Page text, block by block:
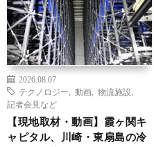
2026.08.07
テクノロジー
動画 物流施設
記者会見など
【現地取材・動画】霞ヶ関キ
ャピタル、川崎・東扇島の冷